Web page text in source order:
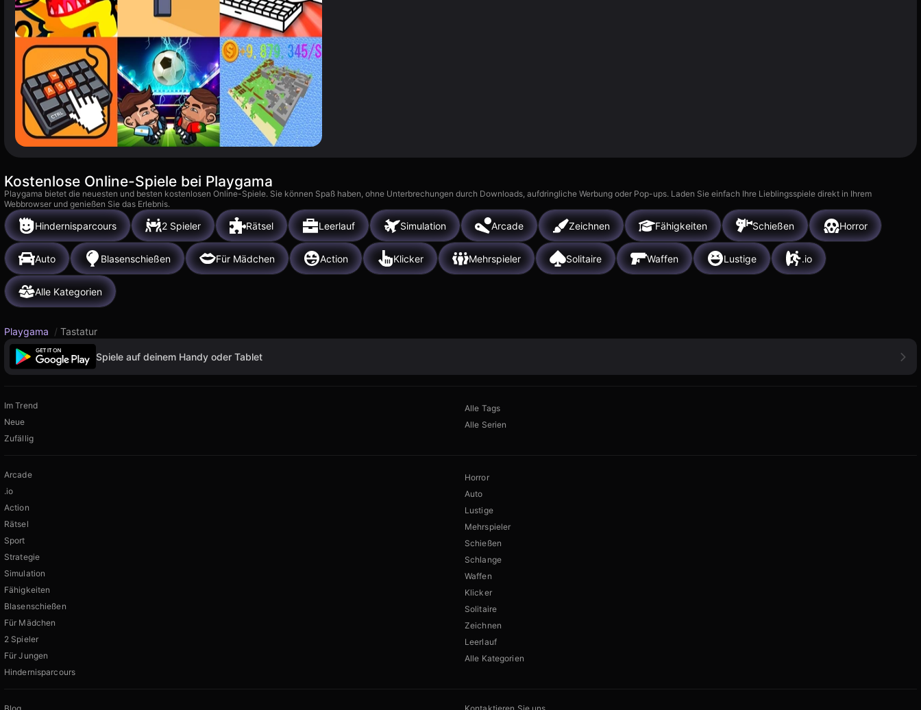
Kostenlose Online-Spiele bei Playgama
Playgama bietet die neuesten und besten kostenlosen Online-Spiele. Sie können Spaß haben, ohne Unterbrechungen durch Downloads, aufdringliche Werbung oder Pop-ups. Laden Sie einfach Ihre Lieblingsspiele direkt in Ihrem
Webbrowser und genießen Sie das Erlebnis.
Hindernisparcours 2 Spieler Rätsel Leerlauf Simulation Arcade Zeichnen Fähigkeiten Schießen Horror
Auto Blasenschießen Für Mädchen Action Klicker Mehrspieler Solitaire Waffen Lustige .io
Alle Kategorien
Playgama / Tastatur
Spiele auf deinem Handy oder Tablet
Im Trend
Neue
Zufällig
Alle Tags
Alle Serien
Arcade
.io
Action
Rätsel
Sport
Strategie
Simulation
Fähigkeiten
Blasenschießen
Für Mädchen
2 Spieler
Für Jungen
Hindernisparcours
Horror
Auto
Lustige
Mehrspieler
Schießen
Schlange
Waffen
Klicker
Solitaire
Zeichnen
Leerlauf
Alle Kategorien